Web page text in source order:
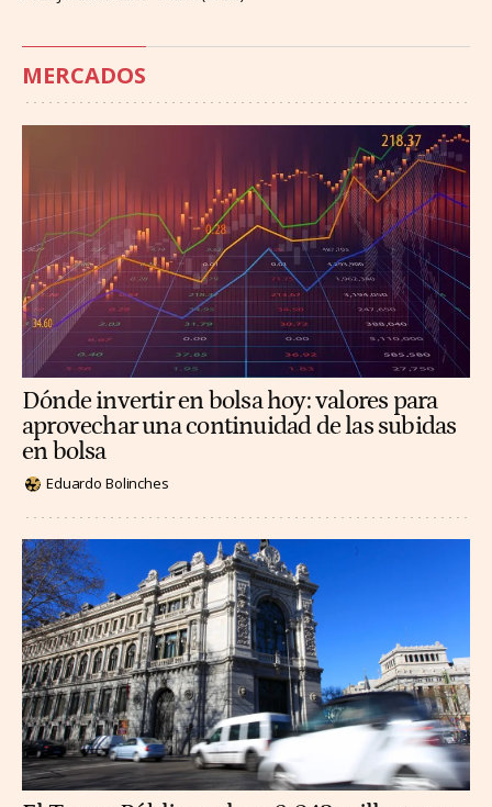
MERCADOS
Dónde invertir en bolsa hoy: valores para
aprovechar una continuidad de las subidas
en bolsa
Eduardo Bolinches